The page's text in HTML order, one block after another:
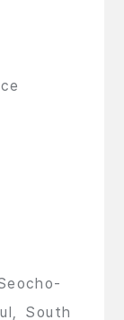
South